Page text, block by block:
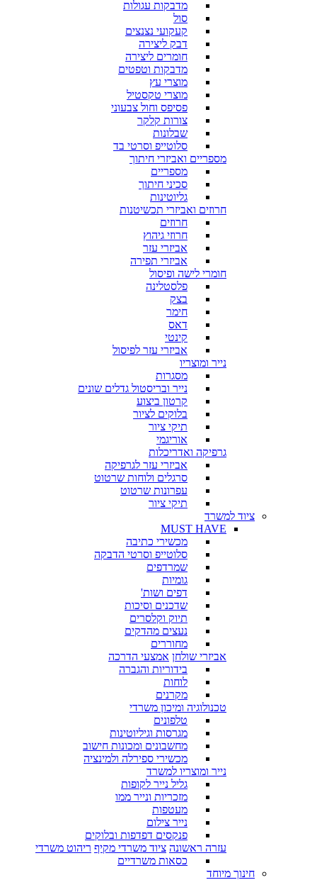
מדבקות עגולות
סול
קעקועי נצנצים
דבק ליצירה
חומרים ליצירה
מדבקות וטפטים
מוצרי עץ
מוצרי טקסטיל
פסיפס וחול צבעוני
צורות קלקר
שבלונות
סלוטייפ וסרטי בד
מספריים ואביזרי חיתוך
מספריים
סכיני חיתוך
גליוטינות
חרוזים ואביזרי תכשיטנות
חרוזים
חרוזי גיהוץ
אביזרי עזר
אביזרי תפירה
חומרי לישה ופיסול
פלסטלינה
בצק
חימר
דאס
קינטי
אביזרי עזר לפיסול
נייר ומוצריו
מסגרות
נייר ובריסטול גדלים שונים
קרטון ביצוע
בלוקים לציור
תיקי ציור
אוריגמי
גרפיקה ואדריכלות
אביזרי עזר לגרפיקה
סרגלים ולוחות שרטוט
עפרונות שרטוט
תיקי ציור
ציוד למשרד
MUST HAVE
מכשירי כתיבה
סלוטייפ וסרטי הדבקה
שמרדפים
גומיות
דפים ושות'
שדכנים וסיכות
תיוק וקלסרים
נעצים מהדקים
מחוררים
אביזרי שולחן אמצעי הדרכה
בידוריות והגברה
לוחות
מקרנים
טכנולוגיה ומיכון משרדי
טלפונים
מגרסות וגיליוטינות
מחשבונים ומכונות חישוב
מכשירי ספירלה ולמינציה
נייר ומוצריו למשרד
גליל נייר לקופות
מזכריות ונייר ממו
מעטפות
נייר צילום
פנקסים דפדפות ובלוקים
עזרה ראשונה ציוד משרדי מקיף ריהוט משרדי
כסאות משרדיים
חינוך מיוחד